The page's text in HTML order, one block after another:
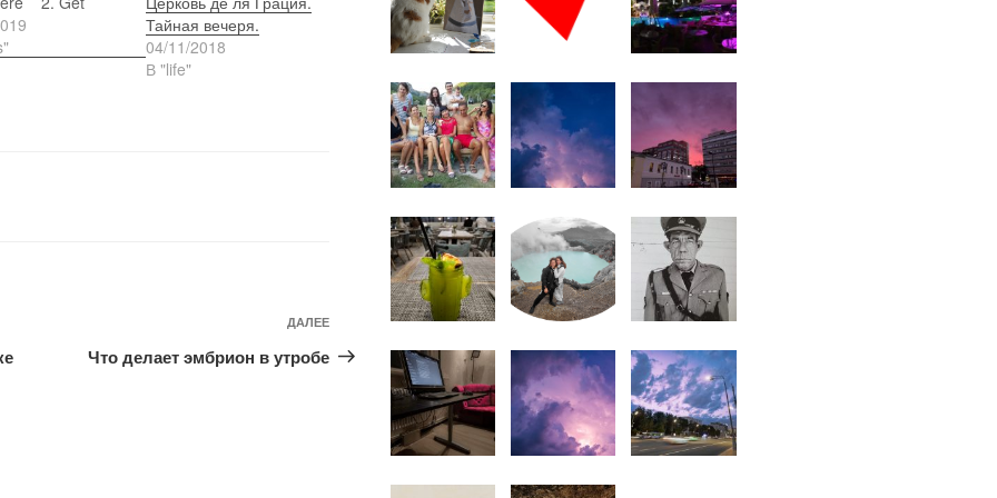
You start with
-
Тайная вечеря.
04/11/2018
В "life"
Следующая
запись
ДАЛЕЕ
Что делает эмбрион в утробе